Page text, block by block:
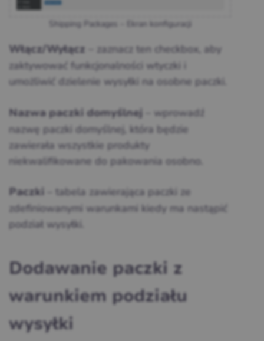
Shipping Packages – Ekran konfiguracji
Włącz/Wyłącz
– zaznacz ten checkbox, aby
zaktywować funkcjonalności wtyczki i
umożliwić dzielenie wysyłki na osobne paczki.
Nazwa paczki domyślnej
– wprowadź
nazwę paczki domyślnej, która będzie
zawierała wszystkie produkty
niekwalifikowane do pakowania osobno.
Paczki
– tabela zawierająca paczki ze
zdefiniowanymi warunkami kiedy ma nastąpić
podział wysyłki.
Dodawanie paczki z
warunkiem podziału
wysyłki